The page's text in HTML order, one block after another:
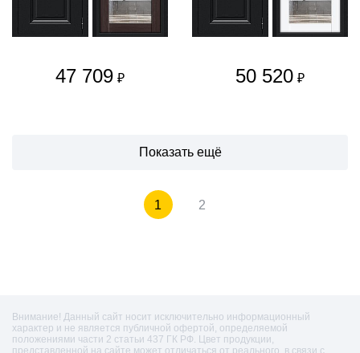
47 709 ₽ 50 520 ₽
Показать ещё
1 2
Внимание! Данный сайт носит исключительно информационный
характер и не является публичной офертой, определяемой
положениями части 2 статьи 437 ГК РФ. Цвет продукции,
представленной на сайте может отличаться от реального, в связи с